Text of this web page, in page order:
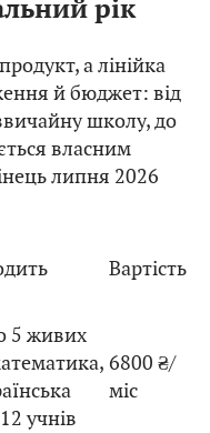
рік
а лінійка
й бюджет: від
школу, до
власним
липня 2026
Вартість
5 живих
учнів
6800 ₴/
міс